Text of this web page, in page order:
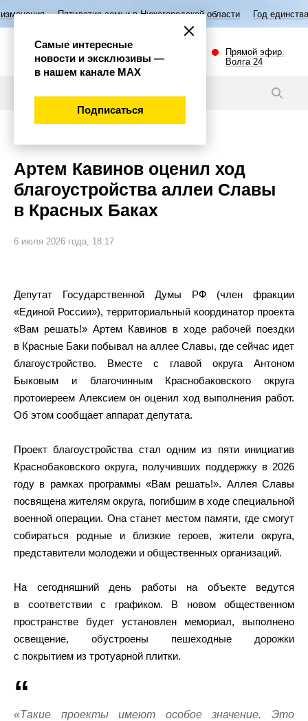
семьи в Нижегородской области Год единства народов
Прямой эфир.
Волга 24
Артем Кавинов оценил ход
благоустройства аллеи Славы
в Красных Баках
6 июля 2026 года, 18:17
Депутат Государственной Думы РФ (член фракции
«Единой России»), территориальный координатор проекта
«Вам решать!» Артем Кавинов в ходе рабочей поездки
в Красные Баки побывал на аллее Славы, где сейчас идет
благоустройство. Вместе с главой округа Антоном
Быковым и благочинным Краснобаковского округа
протоиереем Алексием он оценил ход выполнения работ.
Об этом сообщает аппарат депутата.
Проект благоустройства стал одним из пяти инициатив
Краснобаковского округа, получивших поддержку в 2026
году в рамках программы «Вам решать!». Аллея Славы
посвящена жителям округа, погибшим в ходе специальной
военной операции. Она станет местом памяти, где смогут
собираться родные и близкие героев, жители округа,
представители молодежи и общественных организаций.
На сегодняшний день работы на объекте ведутся
в соответствии с графиком. В новом общественном
пространстве будет установлен мемориал, выполнено
освещение, обустроены пешеходные дорожки
с покрытием из тротуарной плитки.
«Такие проекты имеют особое значение. Это
Самые интересные
новости и эксклюзивы —
в нашем канале МАХ
Подписаться